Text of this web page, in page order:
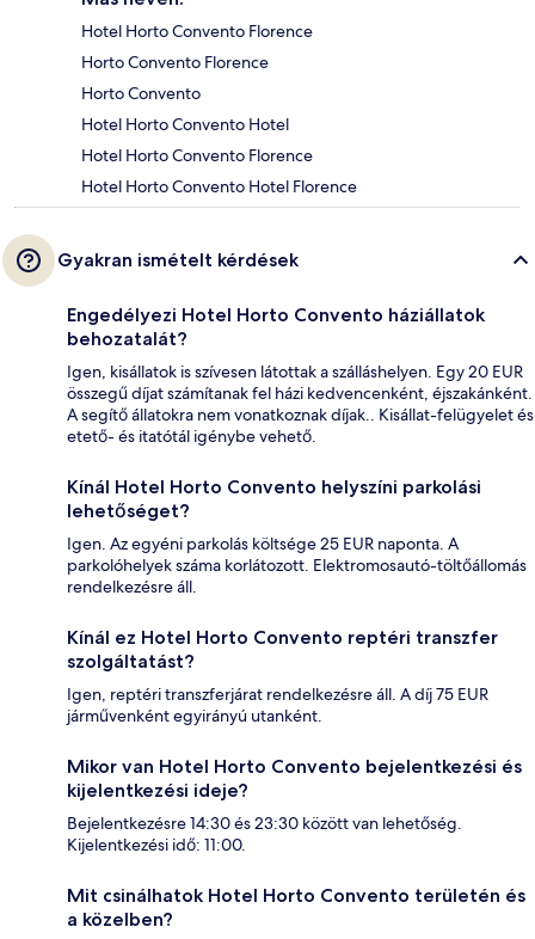
Hotel Horto Convento Florence
Horto Convento Florence
Horto Convento
Hotel Horto Convento Hotel
Hotel Horto Convento Florence
Hotel Horto Convento Hotel Florence
Gyakran ismételt kérdések
Engedélyezi Hotel Horto Convento háziállatok
behozatalát?
Igen, kisállatok is szívesen látottak a szálláshelyen. Egy 20 EUR
összegű díjat számítanak fel házi kedvencenként, éjszakánként.
A segítő állatokra nem vonatkoznak díjak.. Kisállat-felügyelet és
etető- és itatótál igénybe vehető.
Kínál Hotel Horto Convento helyszíni parkolási
lehetőséget?
Igen. Az egyéni parkolás költsége 25 EUR naponta. A
parkolóhelyek száma korlátozott. Elektromosautó-töltőállomás
rendelkezésre áll.
Kínál ez Hotel Horto Convento reptéri transzfer
szolgáltatást?
Igen, reptéri transzferjárat rendelkezésre áll. A díj 75 EUR
járművenként egyirányú utanként.
Mikor van Hotel Horto Convento bejelentkezési és
kijelentkezési ideje?
Bejelentkezésre 14:30 és 23:30 között van lehetőség.
Kijelentkezési idő: 11:00.
Mit csinálhatok Hotel Horto Convento területén és
a közelben?